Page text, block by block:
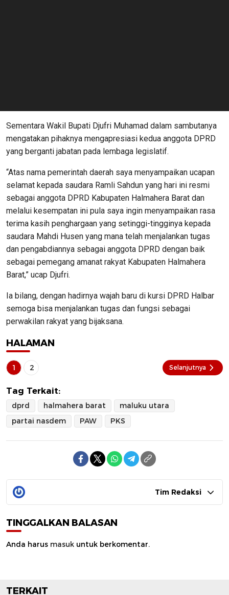
Sementara Wakil Bupati Djufri Muhamad dalam sambutanya
mengatakan pihaknya mengapresiasi kedua anggota DPRD
yang berganti jabatan pada lembaga legislatif.
“Atas nama pemerintah daerah saya menyampaikan ucapan
selamat kepada saudara Ramli Sahdun yang hari ini resmi
sebagai anggota DPRD Kabupaten Halmahera Barat dan
melalui kesempatan ini pula saya ingin menyampaikan rasa
terima kasih penghargaan yang setinggi-tingginya kepada
saudara Mahdi Husen yang mana telah menjalankan tugas
dan pengabdiannya sebagai anggota DPRD dengan baik
sebagai pemegang amanat rakyat Kabupaten Halmahera
Barat,” ucap Djufri.
Ia bilang, dengan hadirnya wajah baru di kursi DPRD Halbar
semoga bisa menjalankan tugas dan fungsi sebagai
perwakilan rakyat yang bijaksana.
HALAMAN
1 2 Selanjutnya
Tag Terkait:
dprd halmahera barat
maluku utara
partai nasdem
PAW PKS
Tim Redaksi
TINGGALKAN BALASAN
Anda harus masuk untuk berkomentar.
TERKAIT